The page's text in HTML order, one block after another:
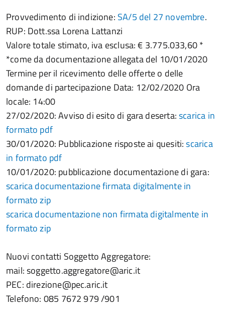
Provvedimento di indizione: SA/5 del 27 novembre.
RUP: Dott.ssa Lorena Lattanzi
Valore totale stimato, iva esclusa: € 3.775.033,60 *
*come da documentazione allegata del 10/01/2020
Termine per il ricevimento delle offerte o delle
domande di partecipazione Data: 12/02/2020 Ora
locale: 14:00
27/02/2020: Avviso di esito di gara deserta:scarica in
formato pdf
30/01/2020: Pubblicazione risposte ai quesiti:scarica
in formato pdf
10/01/2020: pubblicazione documentazione di gara:
scarica documentazione firmata digitalmente in
formato zip
scarica documentazione non firmata digitalmente in
formato zip
Nuovi contatti Soggetto Aggregatore:
mail: soggetto.aggregatore@aric.it
PEC: direzione@pec.aric.it
Telefono: 085 7672 979 /901